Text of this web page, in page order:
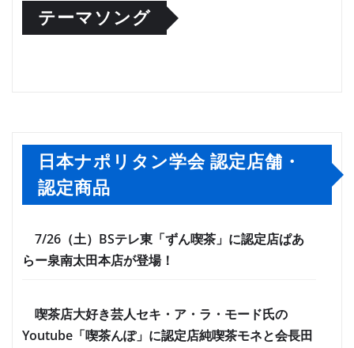
テーマソング
日本ナポリタン学会 認定店舗・
認定商品
7/26（土）BSテレ東「ずん喫茶」に認定店ぱあ
らー泉南太田本店が登場！
喫茶店大好き芸人セキ・ア・ラ・モード氏の
Youtube「喫茶んぽ」に認定店純喫茶モネと会長田